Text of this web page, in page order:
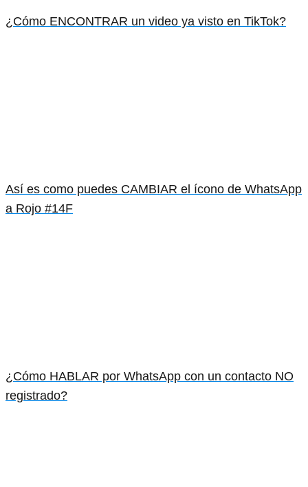
¿Cómo ENCONTRAR un video ya visto en TikTok?
Así es como puedes CAMBIAR el ícono de WhatsApp
a Rojo #14F
¿Cómo HABLAR por WhatsApp con un contacto NO
registrado?